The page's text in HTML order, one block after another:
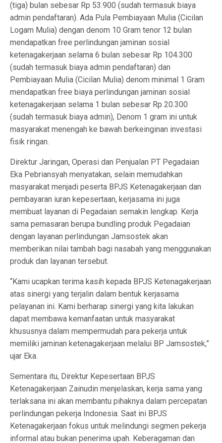
(tiga) bulan sebesar Rp 53.900 (sudah termasuk biaya
admin pendaftaran). Ada Pula Pembiayaan Mulia (Cicilan
Logam Mulia) dengan denom 10 Gram tenor 12 bulan
mendapatkan free perlindungan jaminan sosial
ketenagakerjaan selama 6 bulan sebesar Rp 104.300
(sudah termasuk biaya admin pendaftaran) dan
Pembiayaan Mulia (Cicilan Mulia) denom minimal 1 Gram
mendapatkan free biaya perlindungan jaminan sosial
ketenagakerjaan selama 1 bulan sebesar Rp 20.300
(sudah termasuk biaya admin), Denom 1 gram ini untuk
masyarakat menengah ke bawah berkeinginan investasi
fisik ringan.
Direktur Jaringan, Operasi dan Penjualan PT Pegadaian
Eka Pebriansyah menyatakan, selain memudahkan
masyarakat menjadi peserta BPJS Ketenagakerjaan dan
pembayaran iuran kepesertaan, kerjasama ini juga
membuat layanan di Pegadaian semakin lengkap. Kerja
sama pemasaran berupa bundling produk Pegadaian
dengan layanan perlindungan Jamsostek akan
memberikan nilai tambah bagi nasabah yang menggunakan
produk dan layanan tersebut.
“Kami ucapkan terima kasih kepada BPJS Ketenagakerjaan
atas sinergi yang terjalin dalam bentuk kerjasama
pelayanan ini. Kami berharap sinergi yang kita lakukan
dapat membawa kemanfaatan untuk masyarakat
khususnya dalam mempermudah para pekerja untuk
memiliki jaminan ketenagakerjaan melalui BP Jamsostek,”
ujar Eka.
Sementara itu, Direktur Kepesertaan BPJS
Ketenagakerjaan Zainudin menjelaskan, kerja sama yang
terlaksana ini akan membantu pihaknya dalam percepatan
perlindungan pekerja Indonesia. Saat ini BPJS
Ketenagakerjaan fokus untuk melindungi segmen pekerja
informal atau bukan penerima upah. Keberagaman dan